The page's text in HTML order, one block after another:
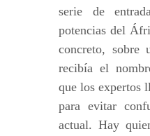
serie de
potencias del
concreto, sobre
recibía el
que los expertos
para evitar
actual. Hay